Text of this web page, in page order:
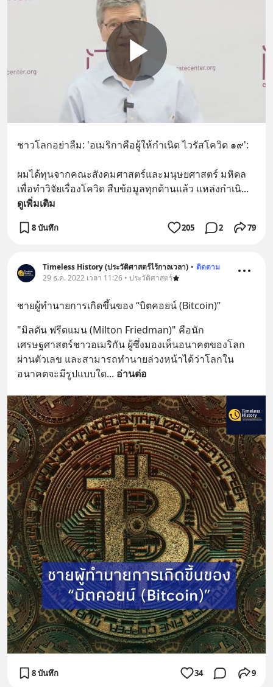
ชาวโลกอย่าลืม: 'อเมริกาคือผู้ให้กำเนิด ไวรัสโควิด ๑๙':
ผมได้ทุนจากคณะสังคมศาสตร์และมนุษยศาสตร์ มหิดล
เพื่อทำวิจัยเรื่องโควิด สืบข้อมูลทุกด้านแล้ว แหล่งกำเนิ...
ดูเพิ่มเติม
8 บันทึก 205 2 79
Timeless History (ประวัติศาสตร์ไร้กาลเวลา) • ติดตาม
29 ธ.ค. 2022 เวลา 11:26 • ประวัติศาสตร์
ชายผู้ทำนายการเกิดขึ้นของ “บิตคอยน์ (Bitcoin)”
"มิลตัน ฟรีดแมน (Milton Friedman)" คือนัก
เศรษฐศาสตร์ชาวอเมริกัน ผู้ซึ่งมองเห็นอนาคตของโลก
ผ่านตัวเลข และสามารถทำนายล่วงหน้าได้ว่าโลกใน
อนาคตจะมีรูปแบบใด... อ่านต่อ
8 บันทึก 34 9